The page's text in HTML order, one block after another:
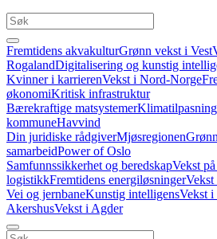
Fremtidens akvakulturGrønn vekst i Vest
RogalandDigitalisering og kunstig
Kvinner i karrierenVekst i Nord-Norge
økonomiKritisk infrastruktur
Bærekraftige matsystemerKlimatilpasning
kommuneHavvind
Din juridiske rådgiverMjøsregionen
samarbeidPower of Oslo
Samfunnssikkerhet og beredskapVekst
logistikkFremtidens energiløsninger
Vei og jernbaneKunstig intelligensVekst i
AkershusVekst i Agder